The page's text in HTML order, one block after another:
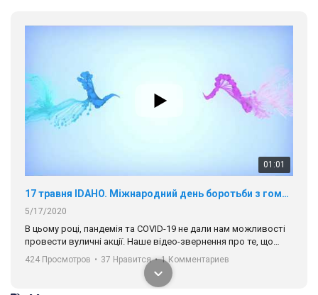
01:01
17 травня IDAHO. Міжнародний день боротьби з гомофобією трансфобією і біфобія.
5/17/2020
В цьому році, пандемія та COVІD-19 не дали нам можливості
провести вуличні акції. Наше відео-звернення про те, що
навіть коли ми у різних містах та не можемо зустрінеться, ми
разом. Ми закликаємо всіх хто поділяє цінності рівності та
солідарності, приєднатися до нас. Регіональні підрозділи
ГАУ є в 16 областях України.
424 Просмотров • 37 Нравится • 1 Комментариев